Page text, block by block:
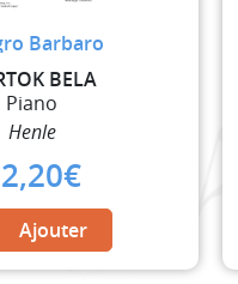
Barbaro
BELA
Piano
Henle
€
Ajouter